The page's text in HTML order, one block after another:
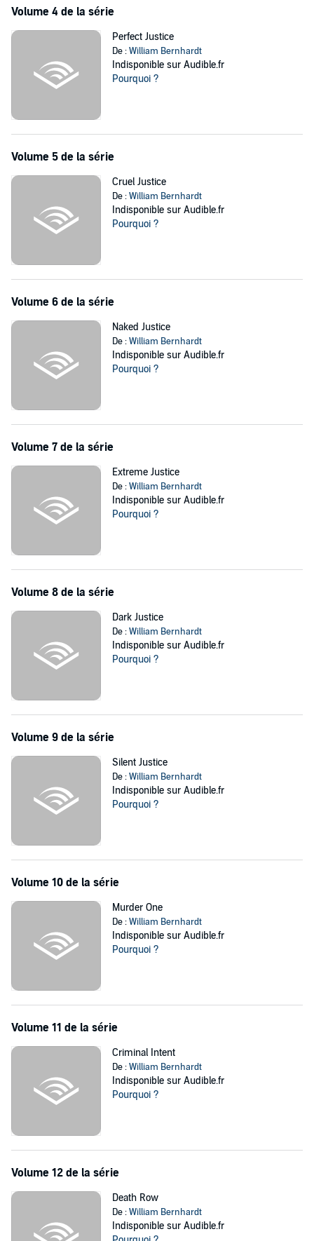
Volume 4 de la série
Perfect Justice
De :William Bernhardt
Indisponible sur Audible.fr
Pourquoi ?
Volume 5 de la série
Cruel Justice
De :William Bernhardt
Indisponible sur Audible.fr
Pourquoi ?
Volume 6 de la série
Naked Justice
De :William Bernhardt
Indisponible sur Audible.fr
Pourquoi ?
Volume 7 de la série
Extreme Justice
De :William Bernhardt
Indisponible sur Audible.fr
Pourquoi ?
Volume 8 de la série
Dark Justice
De :William Bernhardt
Indisponible sur Audible.fr
Pourquoi ?
Volume 9 de la série
Silent Justice
De :William Bernhardt
Indisponible sur Audible.fr
Pourquoi ?
Volume 10 de la série
Murder One
De :William Bernhardt
Indisponible sur Audible.fr
Pourquoi ?
Volume 11 de la série
Criminal Intent
De :William Bernhardt
Indisponible sur Audible.fr
Pourquoi ?
Volume 12 de la série
Death Row
De :William Bernhardt
Indisponible sur Audible.fr